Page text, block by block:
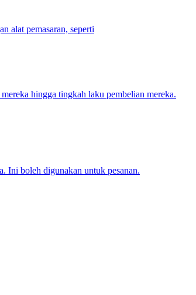
alat pemasaran, seperti
hingga tingkah laku pembelian mereka.
Ini boleh digunakan untuk pesanan.